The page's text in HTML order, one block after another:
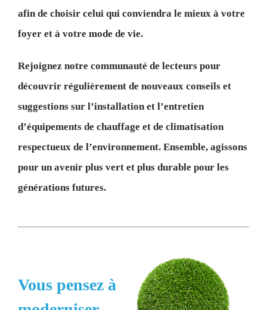
afin de choisir celui qui conviendra le mieux à votre
foyer et à votre mode de vie.
Rejoignez notre communauté de lecteurs pour
découvrir régulièrement de nouveaux conseils et
suggestions sur l’installation et l’entretien
d’équipements de chauffage et de climatisation
respectueux de l’environnement. Ensemble, agissons
pour un avenir plus vert et plus durable pour les
générations futures.
Vous pensez à